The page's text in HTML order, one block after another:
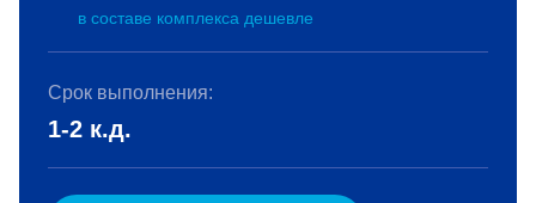
в составе комплекса дешевле
Срок выполнения:
1-2 к.д.